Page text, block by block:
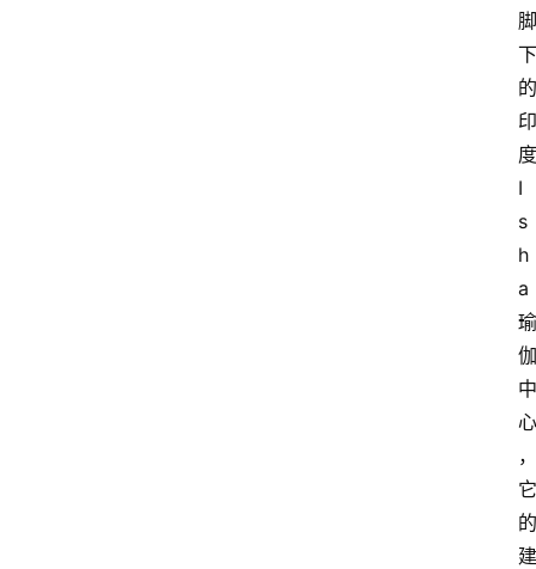
脚
下
的
印
度
I
s
h
a
瑜
伽
中
心
，
它
的
建